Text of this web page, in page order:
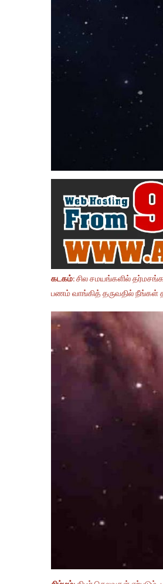
கடகம்:சில சமயங்களில்
பணம் வாங்கித் தருவதில் நீங்கள்